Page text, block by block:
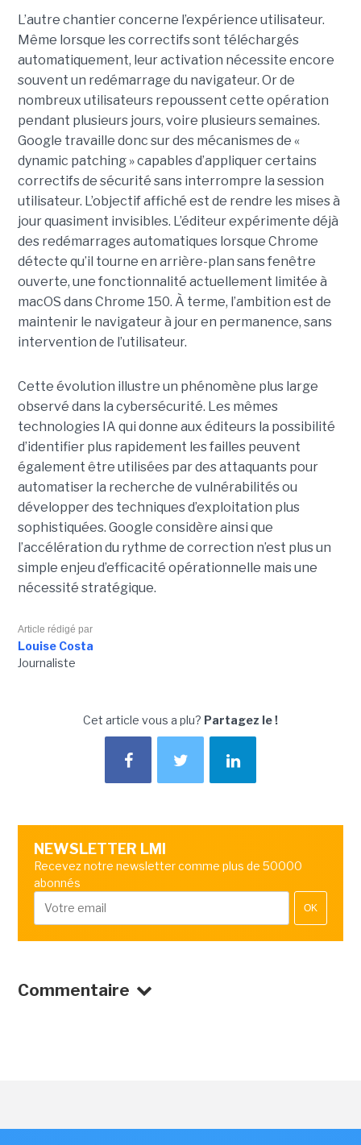
L’autre chantier concerne l’expérience utilisateur.
Même lorsque les correctifs sont téléchargés
automatiquement, leur activation nécessite encore
souvent un redémarrage du navigateur. Or de
nombreux utilisateurs repoussent cette opération
pendant plusieurs jours, voire plusieurs semaines.
Google travaille donc sur des mécanismes de «
dynamic patching » capables d’appliquer certains
correctifs de sécurité sans interrompre la session
utilisateur. L’objectif affiché est de rendre les mises à
jour quasiment invisibles. L’éditeur expérimente déjà
des redémarrages automatiques lorsque Chrome
détecte qu’il tourne en arrière-plan sans fenêtre
ouverte, une fonctionnalité actuellement limitée à
macOS dans Chrome 150. À terme, l’ambition est de
maintenir le navigateur à jour en permanence, sans
intervention de l’utilisateur.
Cette évolution illustre un phénomène plus large
observé dans la cybersécurité. Les mêmes
technologies IA qui donne aux éditeurs la possibilité
d’identifier plus rapidement les failles peuvent
également être utilisées par des attaquants pour
automatiser la recherche de vulnérabilités ou
développer des techniques d’exploitation plus
sophistiquées. Google considère ainsi que
l’accélération du rythme de correction n’est plus un
simple enjeu d’efficacité opérationnelle mais une
nécessité stratégique.
Article rédigé par
Louise Costa
Journaliste
Cet article vous a plu? Partagez le !
NEWSLETTER LMI
Recevez notre newsletter comme plus de 50000
abonnés
OK
Commentaire